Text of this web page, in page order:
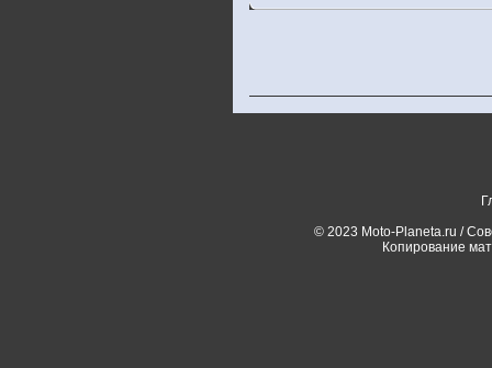
© 2023 Moto-Planeta.ru /
Копирование